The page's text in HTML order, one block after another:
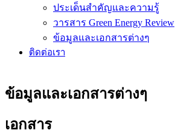
ประเด็นสำคัญและความรู้
วารสาร Green Energy Review
ข้อมูลและเอกสารต่างๆ
ติดต่อเรา
ข้อมูลและเอกสารต่างๆ
เอกสาร